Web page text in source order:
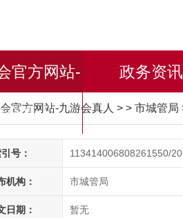
官方网站-
会真人
政务资讯
官方网站-九游会真人 > > 市城管局
号： 113414006808261550/
机构： 市城管局
日期： 暂无